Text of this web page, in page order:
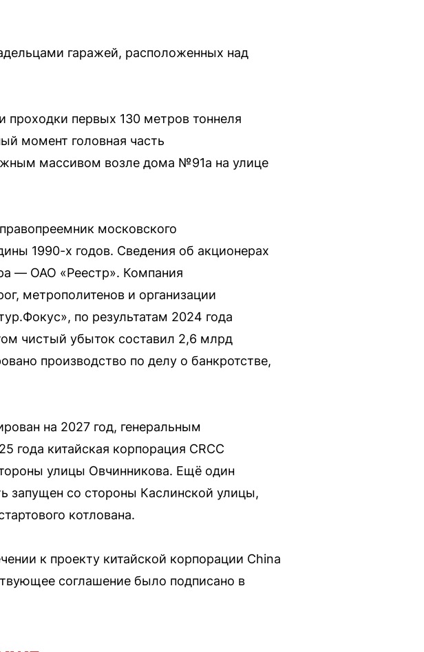
гаражей, расположенных над
проходки первых 130 метров тоннеля
момент головная часть
массивом возле дома №91а на улице
московского
1990-х годов. Сведения об акционерах
— ОАО «Реестр». Компания
метрополитенов и организации
по результатам 2024 года
чистый убыток составил 2,6 млрд
производство по делу о банкротстве,
на 2027 год, генеральным
года китайская корпорация CRCC
улицы Овчинникова. Ещё один
запущен со стороны Каслинской улицы,
котлована.
к проекту китайской корпорации China
соглашение было подписано в